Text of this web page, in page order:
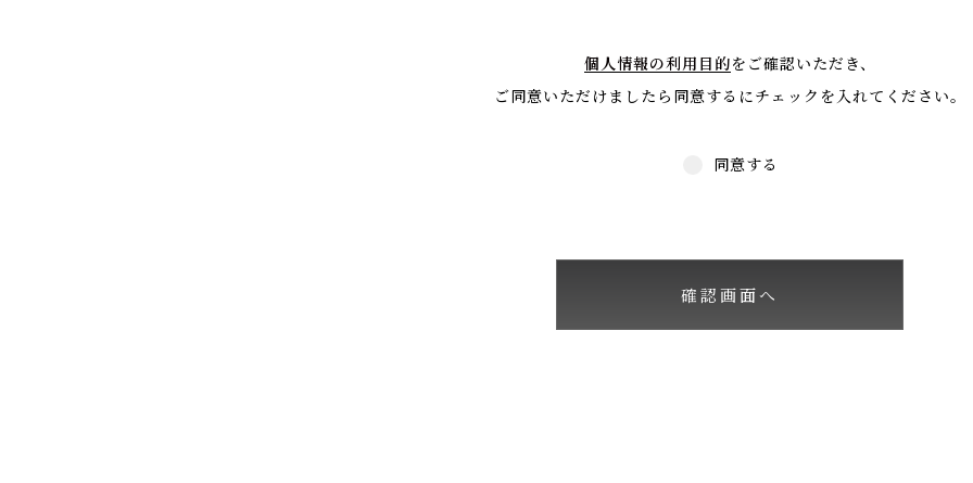
個人情報の利用目的をご確認いただき、
ご同意いただけましたら同意するにチェックを入れてください。
同意する
確認画面へ